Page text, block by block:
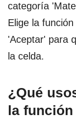
categoría
Elige la
'Aceptar' para
la celda.
¿Qué
la